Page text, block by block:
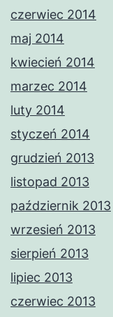
czerwiec 2014
maj 2014
kwiecień 2014
marzec 2014
luty 2014
styczeń 2014
grudzień 2013
listopad 2013
październik 2013
wrzesień 2013
sierpień 2013
lipiec 2013
czerwiec 2013